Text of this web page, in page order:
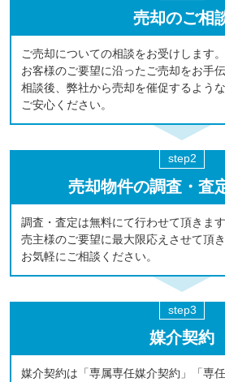
売却のご相
ご売却についての相談をお受けします。
お客様のご要望に沿ったご売却をお手
相談後、弊社から売却を催促するよう
ご安心ください。
売却物件の調査・査
調査・査定は無料にて行わせて頂きます
売主様のご要望に最大限応えさせて頂
お気軽にご相談ください。
媒介契約
媒介契約は「専属専任媒介契約」「専